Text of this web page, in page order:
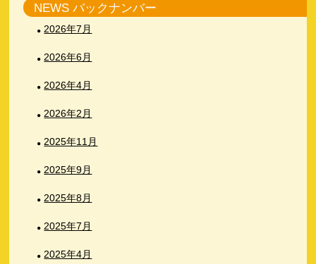
NEWS バックナンバー
2026年7月
2026年6月
2026年4月
2026年2月
2025年11月
2025年9月
2025年8月
2025年7月
2025年4月